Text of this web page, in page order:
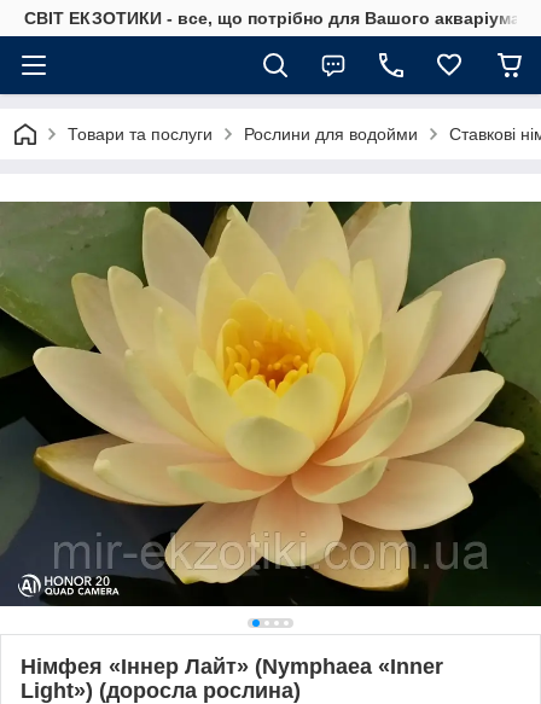
СВІТ ЕКЗОТИКИ - все, що потрібно для Вашого акваріума
Товари та послуги Рослини для водойми Ставкові
Німфея «Іннер Лайт» (Nymphaea «Inner
Light») (доросла рослина)